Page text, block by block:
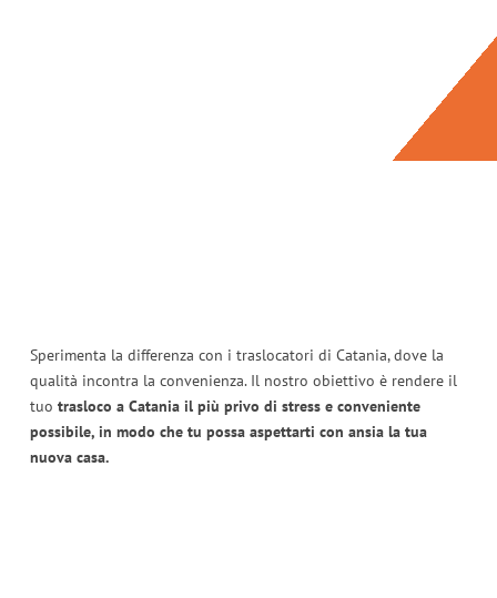
Sperimenta la differenza con i traslocatori di Catania, dove la
qualità incontra la convenienza. Il nostro obiettivo è rendere il
tuo trasloco a Catania il più privo di stress e conveniente
possibile, in modo che tu possa aspettarti con ansia la tua
nuova casa.